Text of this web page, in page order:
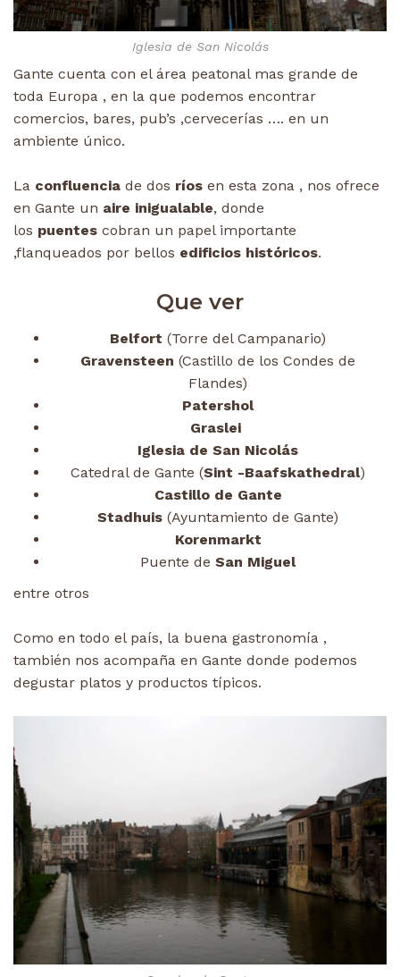
Iglesia de San Nicolás
Gante cuenta con el área peatonal mas grande de
toda Europa , en la que podemos encontrar
comercios, bares, pub’s ,cervecerías …. en un
ambiente único.
La confluencia de dos ríos en esta zona , nos ofrece
en Gante un aire inigualable, donde
los puentes cobran un papel importante
,flanqueados por bellos edificios históricos.
Que ver
Belfort (Torre del Campanario)
Gravensteen (Castillo de los Condes de
Flandes)
Patershol
Graslei
Iglesia de San Nicolás
Catedral de Gante (Sint -Baafskathedral)
Castillo de Gante
Stadhuis (Ayuntamiento de Gante)
Korenmarkt
Puente de San Miguel
entre otros
Como en todo el país, la buena gastronomía ,
también nos acompaña en Gante donde podemos
degustar platos y productos típicos.